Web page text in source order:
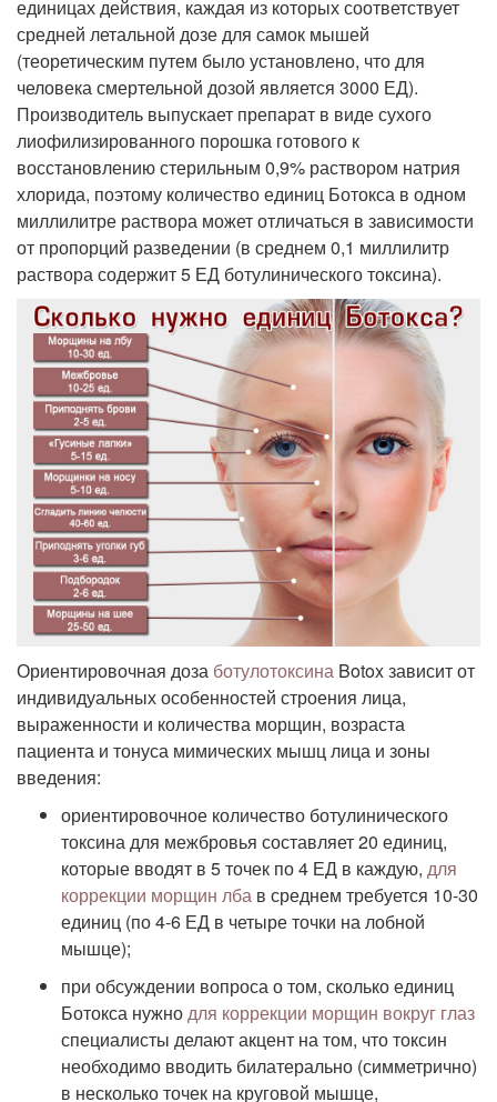
единицах действия, каждая из которых соответствует
средней летальной дозе для самок мышей
(теоретическим путем было установлено, что для
человека смертельной дозой является 3000 ЕД).
Производитель выпускает препарат в виде сухого
лиофилизированного порошка готового к
восстановлению стерильным 0,9% раствором натрия
хлорида, поэтому количество единиц Ботокса в одном
миллилитре раствора может отличаться в зависимости
от пропорций разведении (в среднем 0,1 миллилитр
раствора содержит 5 ЕД ботулинического токсина).
Ориентировочная доза ботулотоксина Botox зависит от
индивидуальных особенностей строения лица,
выраженности и количества морщин, возраста
пациента и тонуса мимических мышц лица и зоны
введения:
ориентировочное количество ботулинического
токсина для межбровья составляет 20 единиц,
которые вводят в 5 точек по 4 ЕД в каждую, для
коррекции морщин лба в среднем требуется 10-30
единиц (по 4-6 ЕД в четыре точки на лобной
мышце);
при обсуждении вопроса о том, сколько единиц
Ботокса нужнодля коррекции морщин вокруг глаз
специалисты делают акцент на том, что токсин
необходимо вводить билатерально (симметрично)
в несколько точек на круговой мышце,